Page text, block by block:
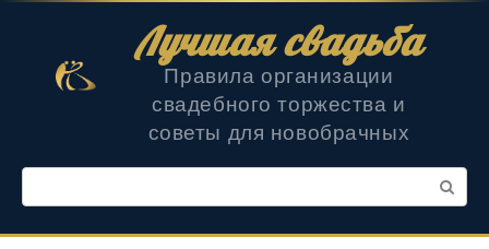
Лучшая свадьба
Правила организации
свадебного торжества и
советы для новобрачных
Поиск: